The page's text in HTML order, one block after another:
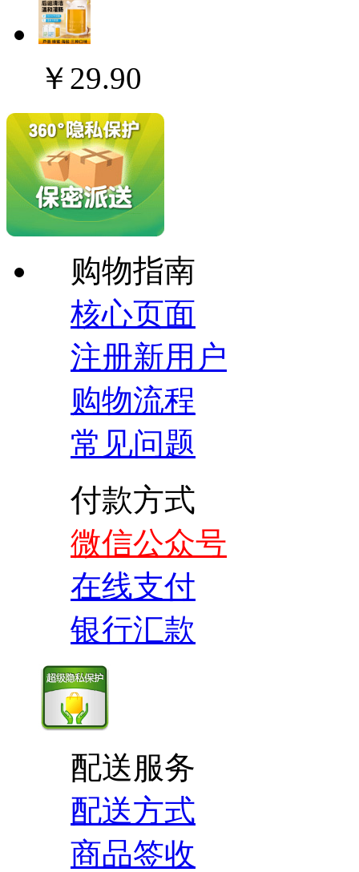
￥29.90
购物指南
核心页面
注册新用户
购物流程
常见问题
付款方式
微信公众号
在线支付
银行汇款
配送服务
配送方式
商品签收